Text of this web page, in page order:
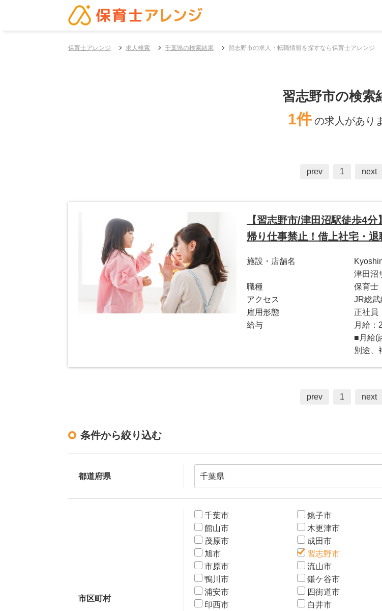
保育士アレンジ 求人検索 千葉県の検索結果 習志野市の求人・転職情報を探すなら保育士アレンジ
習志野市の検索
1件 の求人があり
prev 1 next
【習志野市/津田沼駅徒歩4
帰り仕事禁止！借上社宅・
施設・店舗名
津田沼
職種
保育士
アクセス
JR総
雇用形態
正社員
給与
月給：
■月給(
別途、
prev 1 next
条件から絞り込む
都道府県
市区町村
千葉市 銚子市
館山市
木更津市
茂原市
成田市
旭市
習志野市
市原市
流山市
鴨川市
鎌ケ谷市
浦安市
四街道市
印西市
白井市